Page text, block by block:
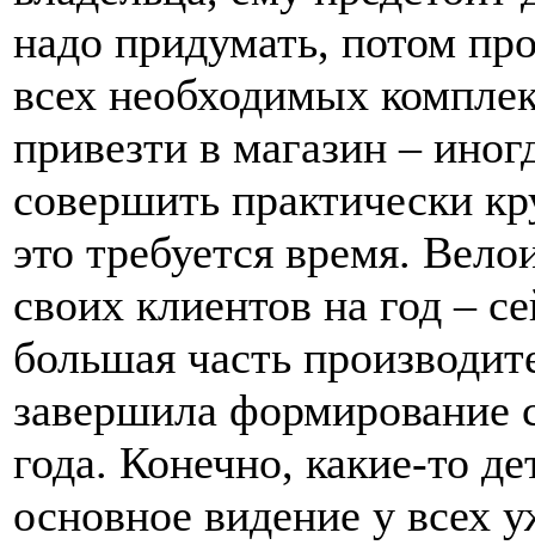
надо придумать, потом
всех необходимых
привезти в магазин –
совершить практически
это требуется время.
своих клиентов на год –
большая часть
завершила формирование
года. Конечно, какие-то
основное видение у всех